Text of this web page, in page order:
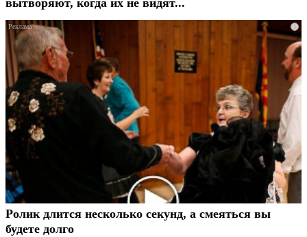
вытворяют, когда их не видят...
i
Ролик длится несколько секунд, а смеяться вы
будете долго